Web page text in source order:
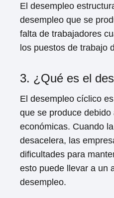
El desempleo
desempleo que se
falta de trabajadores
los puestos de trabajo
3. ¿Qué es el
El desempleo cíclico
que se produce
económicas. Cuando
desacelera, las
dificultades para
esto puede llevar a un
desempleo.